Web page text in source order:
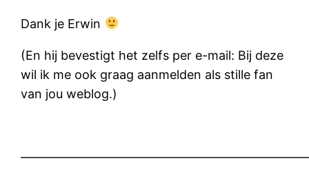
Dank je Erwin
(En hij bevestigt het zelfs per e-mail: Bij deze
wil ik me ook graag aanmelden als stille fan
van jou weblog.)